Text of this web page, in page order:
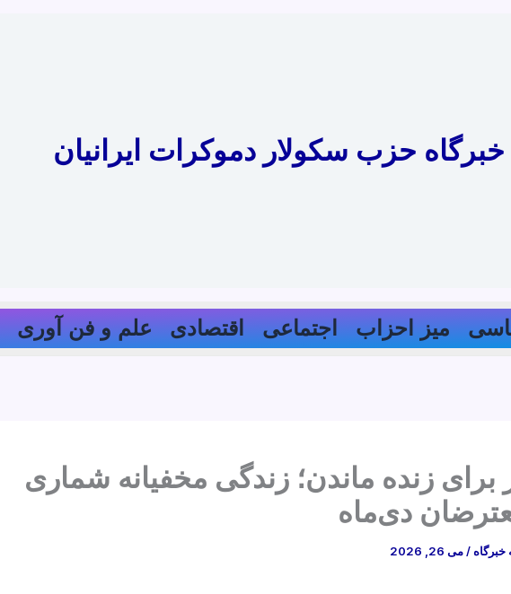
خبرگاه حزب سکولار دموکرات ایرانیان
میز احزاب اجتماعی اقتصادی علم و فن آوری
برای زنده ماندن؛ زندگی مخفیانه شماری
دی‌ماه
خبرگاه/می 26, 2026